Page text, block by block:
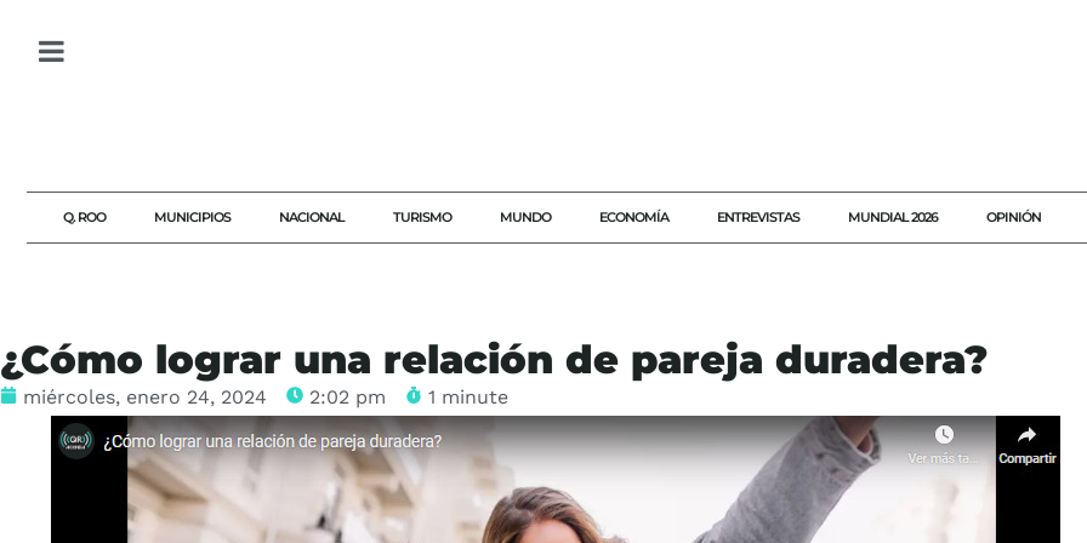
Q. ROO MUNICIPIOS NACIONAL TURISMO MUNDO ECONOMÍA ENTREVISTAS MUNDIAL 2026 OPINIÓN
¿Cómo lograr una relación de pareja duradera?
miércoles, enero 24, 2024 2:02 pm 1 minute